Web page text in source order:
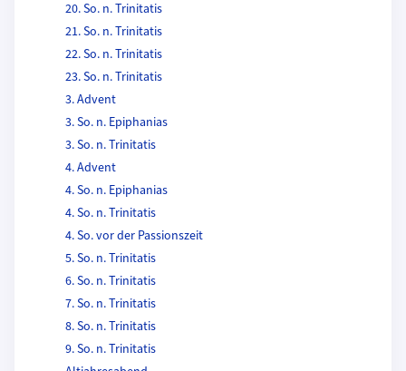
20. So. n. Trinitatis
21. So. n. Trinitatis
22. So. n. Trinitatis
23. So. n. Trinitatis
3. Advent
3. So. n. Epiphanias
3. So. n. Trinitatis
4. Advent
4. So. n. Epiphanias
4. So. n. Trinitatis
4. So. vor der Passionszeit
5. So. n. Trinitatis
6. So. n. Trinitatis
7. So. n. Trinitatis
8. So. n. Trinitatis
9. So. n. Trinitatis